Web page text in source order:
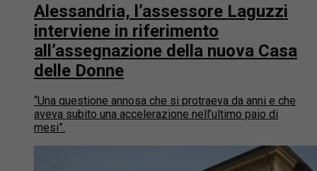
Alessandria, l’assessore Laguzzi
interviene in riferimento
all’assegnazione della nuova Casa
delle Donne
“Una questione annosa che si protraeva da anni e che
aveva subito una accelerazione nell’ultimo paio di
mesi”.